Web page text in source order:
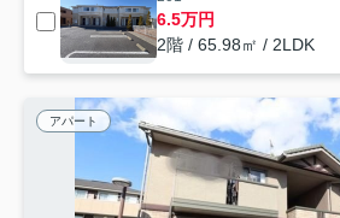
6.5万円
2階 / 65.98㎡ / 2LDK
アパート